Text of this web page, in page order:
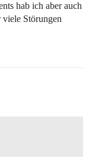
hab ich aber auch
viele Störungen